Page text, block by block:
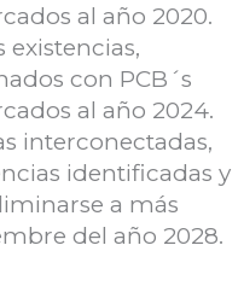
al año 2020.
existencias,
con PCB´s
al año 2024.
interconectadas,
identificadas y
a más
del año 2028.